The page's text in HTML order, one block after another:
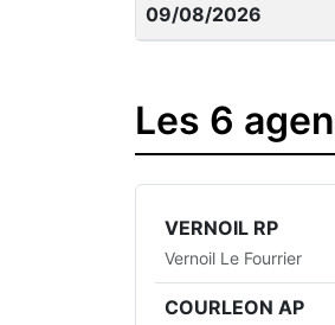
09/08/2026
Les 6
VERNOIL RP
Vernoil Le Fourrier
COURLEON AP